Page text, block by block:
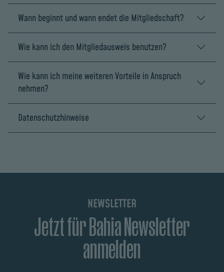
Wann beginnt und wann endet die Mitgliedschaft?
Wie kann ich den Mitgliedausweis benutzen?
Wie kann ich meine weiteren Vorteile in Anspruch
nehmen?
Datenschutzhinweise
NEWSLETTER
Jetzt für Bahia Newsletter
anmelden